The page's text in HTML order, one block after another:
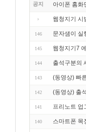
공지 아이폰 홈화
웹청지기 시
146 문자샘이 실
145 웹청지기7
144 출석구분의
143 (동영상) 빠
142 (동영상) 출
141 프리노트 업
140 스마트폰 목